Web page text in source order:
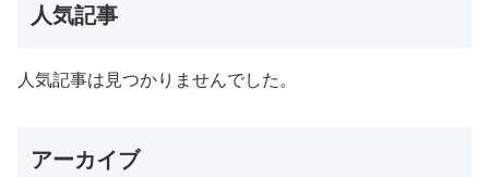
人気記事
人気記事は見つかりませんでした。
アーカイブ